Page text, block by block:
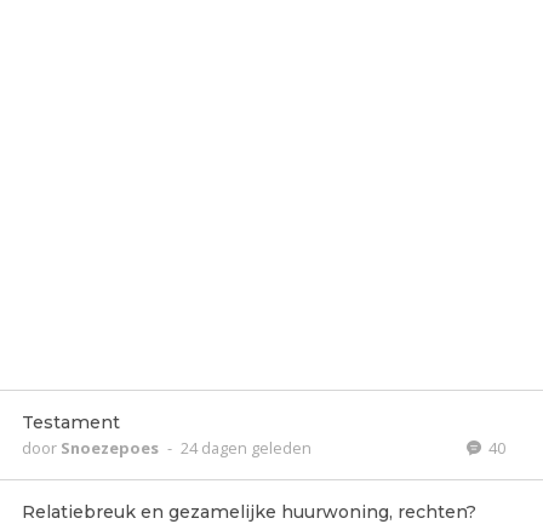
Testament
door Snoezepoes - 24 dagen geleden 40
Relatiebreuk en gezamelijke huurwoning, rechten?